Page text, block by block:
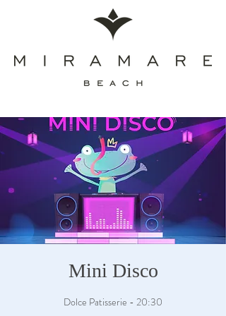
Mini Disco
Dolce Patisserie - 20:30